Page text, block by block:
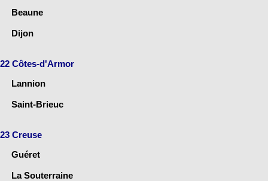
Beaune
Dijon
22 Côtes-d'Armor
Lannion
Saint-Brieuc
23 Creuse
Guéret
La Souterraine